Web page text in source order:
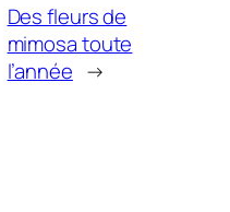
Des fleurs de
mimosa toute
l’année →